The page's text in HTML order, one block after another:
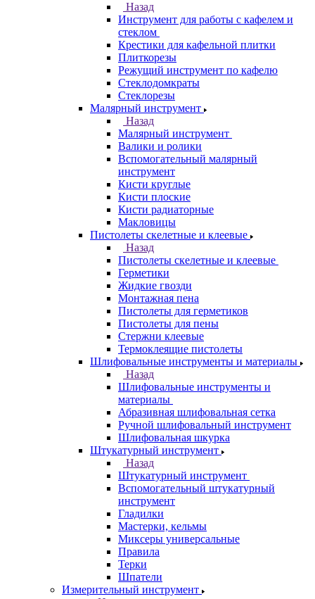
Назад
Инструмент для работы с кафелем и
стеклом
Крестики для кафельной плитки
Плиткорезы
Режущий инструмент по кафелю
Стеклодомкраты
Стеклорезы
Малярный инструмент
Назад
Малярный инструмент
Валики и ролики
Вспомогательный малярный
инструмент
Кисти круглые
Кисти плоские
Кисти радиаторные
Макловицы
Пистолеты скелетные и клеевые
Назад
Пистолеты скелетные и клеевые
Герметики
Жидкие гвозди
Монтажная пена
Пистолеты для герметиков
Пистолеты для пены
Стержни клеевые
Термоклеящие пистолеты
Шлифовальные инструменты и материалы
Назад
Шлифовальные инструменты и
материалы
Абразивная шлифовальная сетка
Ручной шлифовальный инструмент
Шлифовальная шкурка
Штукатурный инструмент
Назад
Штукатурный инструмент
Вспомогательный штукатурный
инструмент
Гладилки
Мастерки, кельмы
Миксеры универсальные
Правила
Терки
Шпатели
Измерительный инструмент